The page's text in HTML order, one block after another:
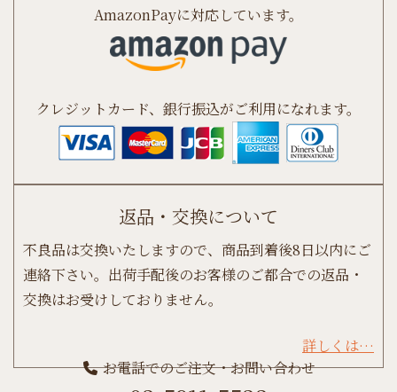
AmazonPayに対応しています。
クレジットカード、銀行振込がご利用になれます。
返品・交換について
不良品は交換いたしますので、商品到着後8日以内にご
連絡下さい。出荷手配後のお客様のご都合での返品・
交換はお受けしておりません。
詳しくは…
お電話でのご注文・お問い合わせ